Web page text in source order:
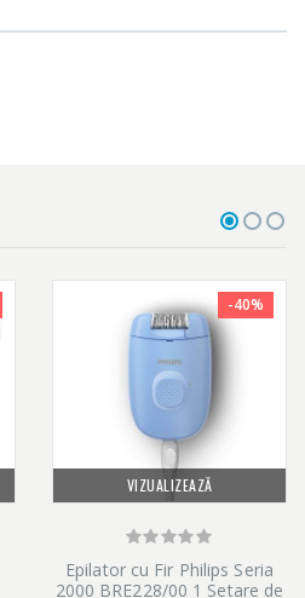
VIZUALIZEAZĂ
-40%
Epilator cu Fir Philips Seria
2000 BRE228/00 1 Setare de